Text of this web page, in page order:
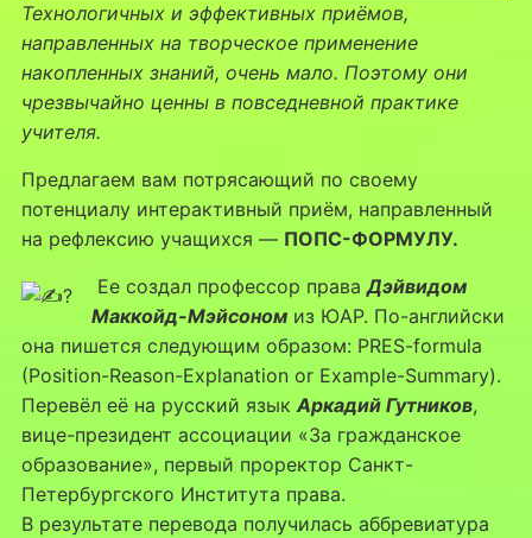
Технологичных и эффективных приёмов,
направленных на творческое применение
накопленных знаний, очень мало. Поэтому они
чрезвычайно ценны в повседневной практике
учителя.
Предлагаем вам потрясающий по своему
потенциалу интерактивный приём, направленный
на рефлексию учащихся — ПОПС-ФОРМУЛУ.
Ее создал профессор праваДэйвидом
Маккойд-Мэйсономиз ЮАР. По-английски
она пишется следующим образом: PRES-formula
(Position-Reason-Explanation or Example-Summary).
Перевёл её на русский языкАркадий Гутников,
вице-президент ассоциации «За гражданское
образование», первый проректор Санкт-
Петербургского Института права.
В результате перевода получилась аббревиатура